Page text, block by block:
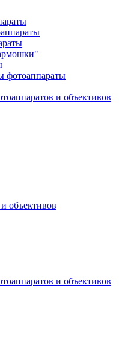
фотоаппараты
и объективов
объективов
и объективов